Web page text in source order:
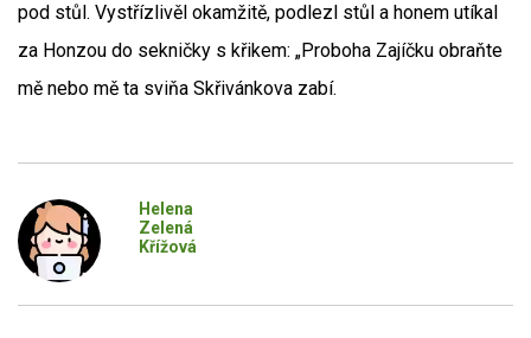
pod stůl. Vystřízlivěl okamžitě, podlezl stůl a honem utíkal
za Honzou do sekničky s křikem: „Proboha Zajíčku obraňte
mě nebo mě ta sviňa Skřivánkova zabí.
Helena
Zelená
Křížová